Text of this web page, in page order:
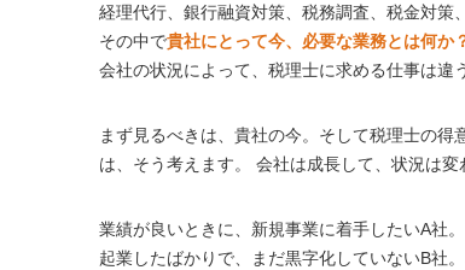
経理代行、銀行融資対策、税務調査、税金対策
その中で貴社にとって今、必要な業務とは何か
会社の状況によって、税理士に求める仕事は違
まず見るべきは、貴社の今。そして税理士の
は、そう考えます。 会社は成長して、状況は
業績が良いときに、新規事業に着手したいA社
起業したばかりで、まだ黒字化していないB社